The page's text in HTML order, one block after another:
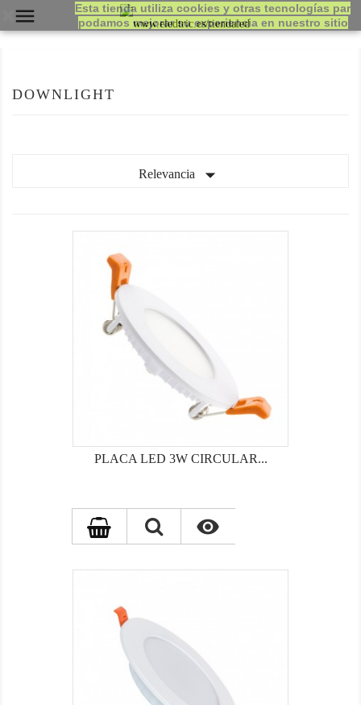

DOWNLIGHT
Relevancia 
PLACA LED 3W CIRCULAR...

Esta tienda utiliza cookies y otras tecnologías par
podamos mejorar su experiencia en nuestro sitio